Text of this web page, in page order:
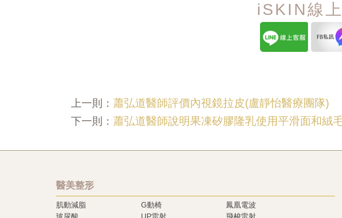
iSKIN線
上一則： 蕭弘道醫師評價內視鏡拉皮(盧靜怡醫療團隊)
下一則： 蕭弘道醫師說明果凍矽膠隆乳使用平滑面和絨
醫美整形
肌動減脂 G動椅
鳳凰電波
玻尿酸
UP雷射 飛梭雷射